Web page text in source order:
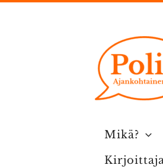
Mikä?